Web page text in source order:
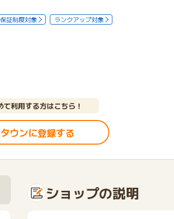
証制度対象
ランクアップ対象
て利用する方はこちら！
ウンに登録する
ショップの説明